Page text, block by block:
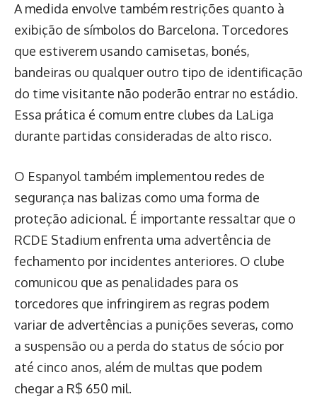
A medida envolve também restrições quanto à
exibição de símbolos do Barcelona. Torcedores
que estiverem usando camisetas, bonés,
bandeiras ou qualquer outro tipo de identificação
do time visitante não poderão entrar no estádio.
Essa prática é comum entre clubes da LaLiga
durante partidas consideradas de alto risco.
O Espanyol também implementou redes de
segurança nas balizas como uma forma de
proteção adicional. É importante ressaltar que o
RCDE Stadium enfrenta uma advertência de
fechamento por incidentes anteriores. O clube
comunicou que as penalidades para os
torcedores que infringirem as regras podem
variar de advertências a punições severas, como
a suspensão ou a perda do status de sócio por
até cinco anos, além de multas que podem
chegar a R$ 650 mil.